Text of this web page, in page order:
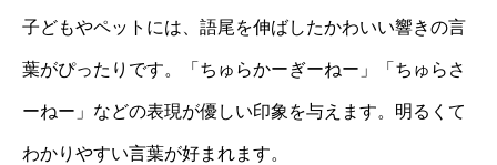
子どもやペットには、語尾を伸ばしたかわいい響きの言
葉がぴったりです。「ちゅらかーぎーねー」「ちゅらさ
ーねー」などの表現が優しい印象を与えます。明るくて
わかりやすい言葉が好まれます。